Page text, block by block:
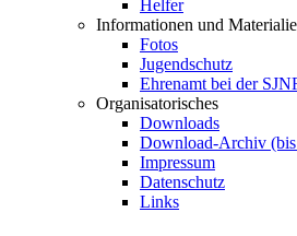
Helfer
Informationen und
Fotos
Jugendschutz
Ehrenamt bei der
Organisatorisches
Downloads
Download-Archiv
Impressum
Datenschutz
Links